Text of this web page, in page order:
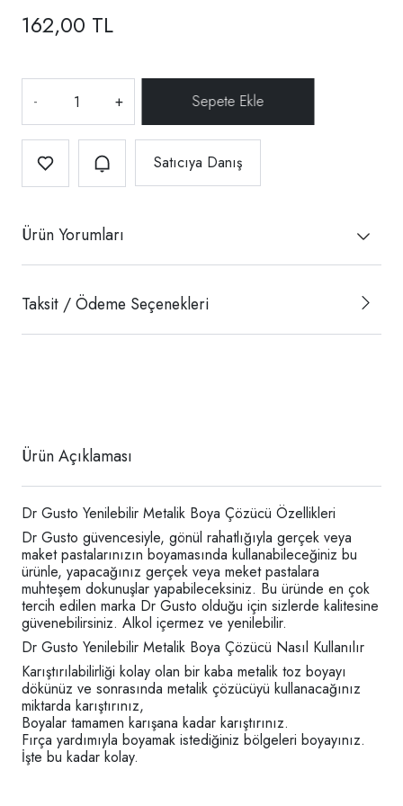
162,00 TL
- +
Satıcıya Danış
Ürün Yorumları
Taksit / Ödeme Seçenekleri
Ürün Açıklaması
Dr Gusto Yenilebilir Metalik Boya Çözücü Özellikleri
Dr Gusto güvencesiyle, gönül rahatlığıyla gerçek veya
maket pastalarınızın boyamasında kullanabileceğiniz bu
ürünle, yapacağınız gerçek veya meket pastalara
muhteşem dokunuşlar yapabileceksiniz. Bu üründe en çok
tercih edilen marka Dr Gusto olduğu için sizlerde kalitesine
güvenebilirsiniz. Alkol içermez ve yenilebilir.
Dr Gusto Yenilebilir Metalik Boya Çözücü Nasıl Kullanılır
Karıştırılabilirliği kolay olan bir kaba metalik toz boyayı
dökünüz ve sonrasında metalik çözücüyü kullanacağınız
miktarda karıştırınız,
Boyalar tamamen karışana kadar karıştırınız.
Fırça yardımıyla boyamak istediğiniz bölgeleri boyayınız.
İşte bu kadar kolay.